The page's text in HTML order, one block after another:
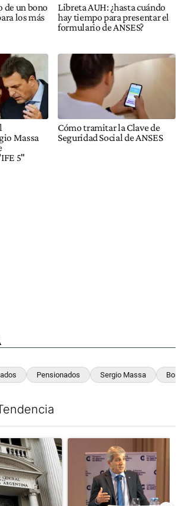
de un bono
los más
Libreta AUH: ¿hasta cuándo
hay tiempo para presentar el
formulario de ANSES?
Massa
5"
Cómo tramitar la Clave de
Seguridad Social de ANSES
Pensionados Sergio Massa Bono
con el título "Las reservas del Banco